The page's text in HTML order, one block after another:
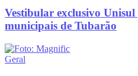
Vestibular exclusivo
municipais de Tubarão
Geral